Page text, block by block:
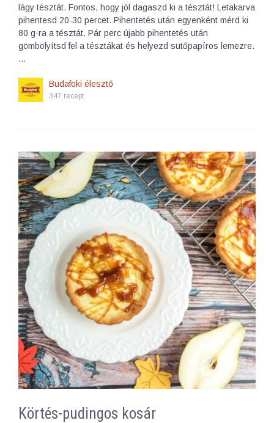
lágy tésztát. Fontos, hogy jól dagaszd ki a tésztát! Letakarva
pihentesd 20-30 percet. Pihentetés után egyenként mérd ki
80 g-ra a tésztát. Pár perc újabb pihentetés után
gömbölyítsd fel a tésztákat és helyezd sütőpapíros lemezre.
…
Budafoki élesztő
347 recept
Körtés-pudingos kosár